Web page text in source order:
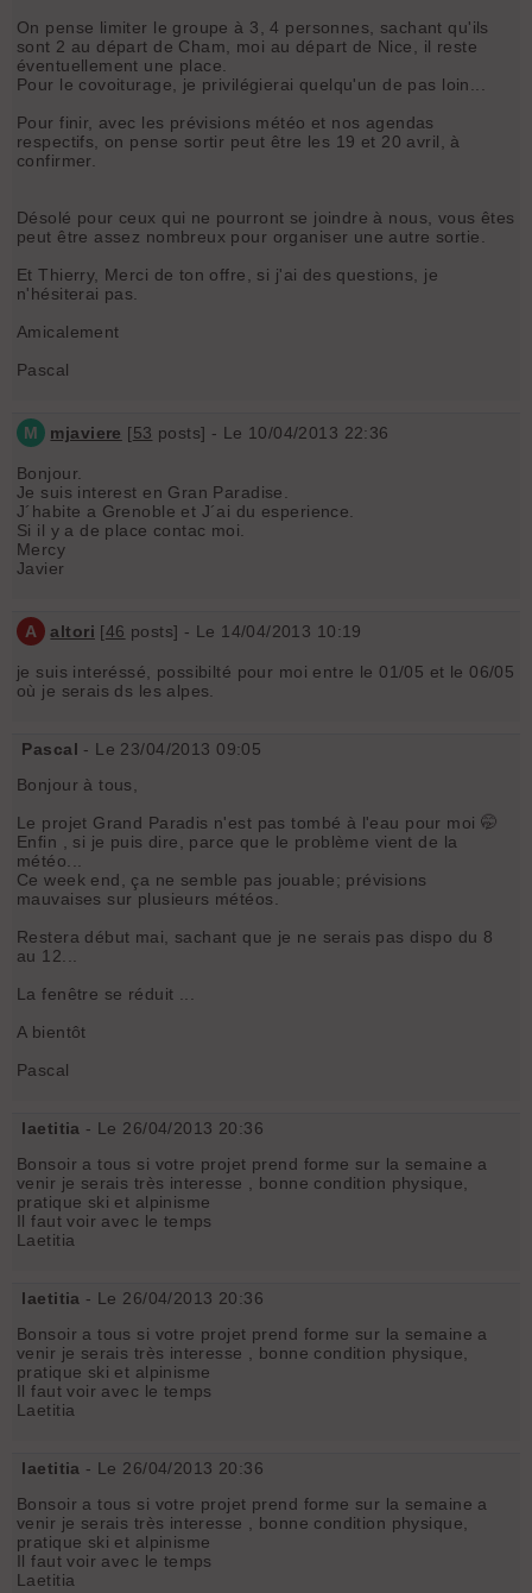
On pense limiter le groupe à 3, 4 personnes, sachant qu'ils
sont 2 au départ de Cham, moi au départ de Nice, il reste
éventuellement une place.
Pour le covoiturage, je privilégierai quelqu'un de pas loin...
Pour finir, avec les prévisions météo et nos agendas
respectifs, on pense sortir peut être les 19 et 20 avril, à
confirmer.
Désolé pour ceux qui ne pourront se joindre à nous, vous êtes
peut être assez nombreux pour organiser une autre sortie.
Et Thierry, Merci de ton offre, si j'ai des questions, je
n'hésiterai pas.
Amicalement
Pascal
M mjaviere [53 posts] - Le 10/04/2013 22:36
Bonjour.
Je suis interest en Gran Paradise.
J´habite a Grenoble et J´ai du esperience.
Si il y a de place contac moi.
Mercy
Javier
A altori [46 posts] - Le 14/04/2013 10:19
je suis interéssé, possibilté pour moi entre le 01/05 et le 06/05
où je serais ds les alpes.
Pascal - Le 23/04/2013 09:05
Bonjour à tous,
Le projet Grand Paradis n'est pas tombé à l'eau pour moi 🤭
Enfin , si je puis dire, parce que le problème vient de la
météo...
Ce week end, ça ne semble pas jouable; prévisions
mauvaises sur plusieurs météos.
Restera début mai, sachant que je ne serais pas dispo du 8
au 12...
La fenêtre se réduit ...
A bientôt
Pascal
laetitia - Le 26/04/2013 20:36
Bonsoir a tous si votre projet prend forme sur la semaine a
venir je serais très interesse , bonne condition physique,
pratique ski et alpinisme
Il faut voir avec le temps
Laetitia
laetitia - Le 26/04/2013 20:36
Bonsoir a tous si votre projet prend forme sur la semaine a
venir je serais très interesse , bonne condition physique,
pratique ski et alpinisme
Il faut voir avec le temps
Laetitia
laetitia - Le 26/04/2013 20:36
Bonsoir a tous si votre projet prend forme sur la semaine a
venir je serais très interesse , bonne condition physique,
pratique ski et alpinisme
Il faut voir avec le temps
Laetitia